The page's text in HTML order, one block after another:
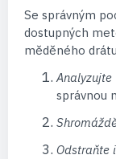
Se správným
dostupných
měděného
správnou
Odstraňte